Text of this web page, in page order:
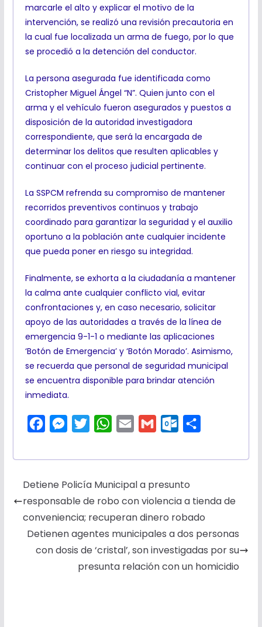
marcarle el alto y explicar el motivo de la
intervención, se realizó una revisión precautoria en
la cual fue localizada un arma de fuego, por lo que
se procedió a la detención del conductor.
La persona asegurada fue identificada como
Cristopher Miguel Ángel “N”. Quien junto con el
arma y el vehículo fueron asegurados y puestos a
disposición de la autoridad investigadora
correspondiente, que será la encargada de
determinar los delitos que resulten aplicables y
continuar con el proceso judicial pertinente.
La SSPCM refrenda su compromiso de mantener
recorridos preventivos continuos y trabajo
coordinado para garantizar la seguridad y el auxilio
oportuno a la población ante cualquier incidente
que pueda poner en riesgo su integridad.
Finalmente, se exhorta a la ciudadanía a mantener
la calma ante cualquier conflicto vial, evitar
confrontaciones y, en caso necesario, solicitar
apoyo de las autoridades a través de la línea de
emergencia 9-1-1 o mediante las aplicaciones
‘Botón de Emergencia’ y ‘Botón Morado’. Asimismo,
se recuerda que personal de seguridad municipal
se encuentra disponible para brindar atención
inmediata.
c
o
k
M
s
g
e
i
r
W
a
p
p
a
a
t
o
k
.
c
m
t
i
r
Detiene Policía Municipal a presunto
responsable de robo con violencia a tienda de
conveniencia; recuperan dinero robado
Detienen agentes municipales a dos personas
con dosis de ‘cristal’, son investigadas por su
presunta relación con un homicidio